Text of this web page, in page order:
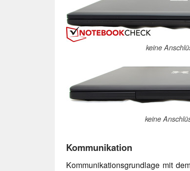
keine
keine
Kommunikation
Kommunikationsgrundlage mit